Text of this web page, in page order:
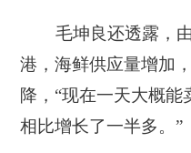
毛坤良还透露，
港，海鲜供应量增加
降，“现在一天大概能
相比增长了一半多。”